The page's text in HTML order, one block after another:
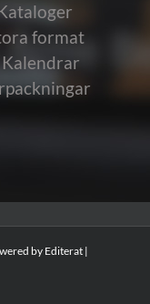
format
by Editerat|